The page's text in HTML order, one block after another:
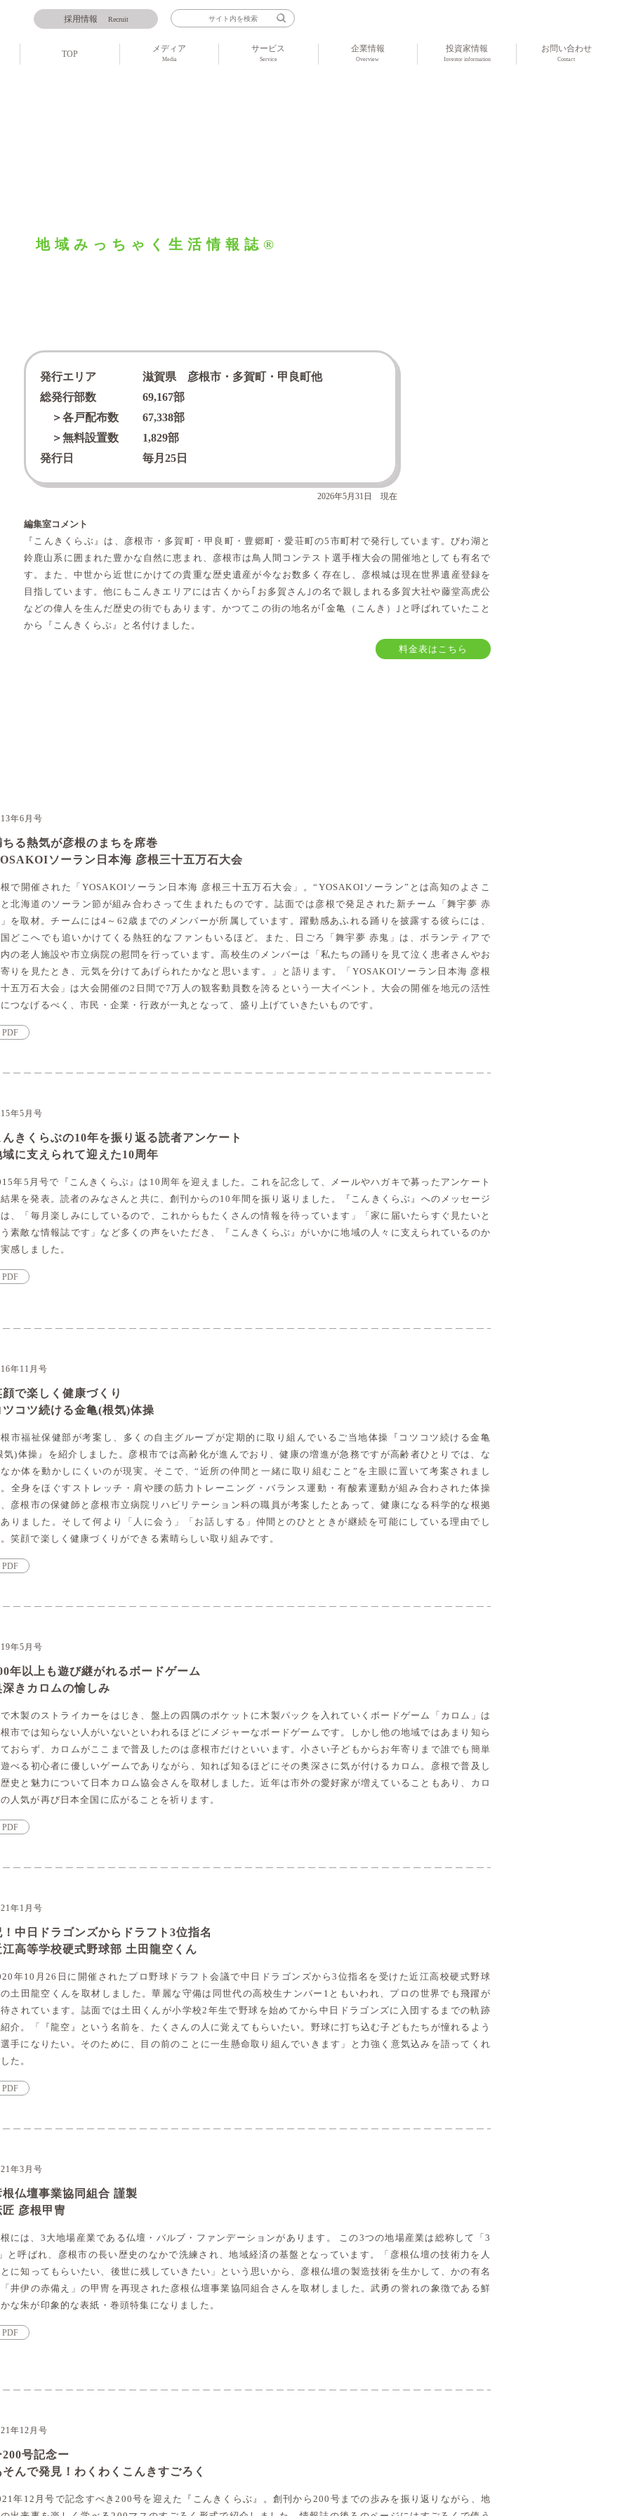
採用情報 Recruit
TOP
メディア
Media
サービス
Service
企業情報
Overview
投資家情報
Investor information
お問い合わせ
Contact
地域みっちゃく生活情報誌®
発行エリア
滋賀県 彦根市・多賀町・甲良町他
総発行部数
69,167部
＞各戸配布数
67,338部
＞無料設置数
1,829部
発行日
毎月25日
2026年5月31日 現在
編集室コメント
『こんきくらぶ』は、彦根市・多賀町・甲良町・豊郷町・愛荘町の5市町村で発行しています。びわ湖と
鈴鹿山系に囲まれた豊かな自然に恵まれ、彦根市は鳥人間コンテスト選手権大会の開催地としても有名で
す。また、中世から近世にかけての貴重な歴史遺産が今なお数多く存在し、彦根城は現在世界遺産登録を
目指しています。他にもこんきエリアには古くから｢お多賀さん｣の名で親しまれる多賀大社や藤堂高虎公
などの偉人を生んだ歴史の街でもあります。かつてこの街の地名が｢金亀（こんき）｣と呼ばれていたこと
から『こんきくらぶ』と名付けました。
料金表はこちら
年6月号
ちる熱気が彦根のまちを席巻
ソーラン日本海 彦根三十五万石大会
で開催された「YOSAKOIソーラン日本海 彦根三十五万石大会」。“YOSAKOIソーラン”とは高知のよさこ
北海道のソーラン節が組み合わさって生まれたものです。誌面では彦根で発足された新チーム「舞宇夢 赤
を取材。チームには4～62歳までのメンバーが所属しています。躍動感あふれる踊りを披露する彼らには、
どこへでも追いかけてくる熱狂的なファンもいるほど。また、日ごろ「舞宇夢 赤鬼」は、ボランティアで
の老人施設や市立病院の慰問を行っています。高校生のメンバーは「私たちの踊りを見て泣く患者さんやお
りを見たとき、元気を分けてあげられたかなと思います。」と語ります。「YOSAKOIソーラン日本海 彦根
五万石大会」は大会開催の2日間で7万人の観客動員数を誇るという一大イベント。大会の開催を地元の活性
つなげるべく、市民・企業・行政が一丸となって、盛り上げていきたいものです。
PDF
年5月号
んきくらぶの10年を振り返る読者アンケート
域に支えられて迎えた10周年
年5月号で『こんきくらぶ』は10周年を迎えました。これを記念して、メールやハガキで募ったアンケート
果を発表。読者のみなさんと共に、創刊からの10年間を振り返りました。『こんきくらぶ』へのメッセージ
、「毎月楽しみにしているので、これからもたくさんの情報を待っています」「家に届いたらすぐ見たいと
素敵な情報誌です」など多くの声をいただき、『こんきくらぶ』がいかに地域の人々に支えられているのか
感しました。
PDF
年11月号
顔で楽しく健康づくり
ツコツ続ける金亀(根気)体操
市福祉保健部が考案し、多くの自主グループが定期的に取り組んでいるご当地体操『コツコツ続ける金亀
気)体操』を紹介しました。彦根市では高齢化が進んでおり、健康の増進が急務ですが高齢者ひとりでは、な
か体を動かしにくいのが現実。そこで、“近所の仲間と一緒に取り組むこと”を主眼に置いて考案されまし
全身をほぐすストレッチ・肩や腰の筋力トレーニング・バランス運動・有酸素運動が組み合わされた体操
彦根市の保健師と彦根市立病院リハビリテーション科の職員が考案したとあって、健康になる科学的な根拠
りました。そして何より「人に会う」「お話しする」仲間とのひとときが継続を可能にしている理由でし
笑顔で楽しく健康づくりができる素晴らしい取り組みです。
PDF
年5月号
年以上も遊び継がれるボードゲーム
深きカロムの愉しみ
木製のストライカーをはじき、盤上の四隅のポケットに木製パックを入れていくボードゲーム「カロム」は
市では知らない人がいないといわれるほどにメジャーなボードゲームです。しかし他の地域ではあまり知ら
おらず、カロムがここまで普及したのは彦根市だけといいます。小さい子どもからお年寄りまで誰でも簡単
べる初心者に優しいゲームでありながら、知れば知るほどにその奥深さに気が付けるカロム。彦根で普及し
史と魅力について日本カロム協会さんを取材しました。近年は市外の愛好家が増えていることもあり、カロ
人気が再び日本全国に広がることを祈ります。
PDF
年1月号
！中日ドラゴンズからドラフト3位指名
江高等学校硬式野球部 土田龍空くん
年10月26日に開催されたプロ野球ドラフト会議で中日ドラゴンズから3位指名を受けた近江高校硬式野球
土田龍空くんを取材しました。華麗な守備は同世代の高校生ナンバー1ともいわれ、プロの世界でも飛躍が
されています。誌面では土田くんが小学校2年生で野球を始めてから中日ドラゴンズに入団するまでの軌跡
介。「『龍空』という名前を、たくさんの人に覚えてもらいたい。野球に打ち込む子どもたちが憧れるよう
手になりたい。そのために、目の前のことに一生懸命取り組んでいきます」と力強く意気込みを語ってくれ
た。
PDF
年3月号
根仏壇事業協同組合 謹製
匠 彦根甲冑
には、3大地場産業である仏壇・バルブ・ファンデーションがあります。 この3つの地場産業は総称して「3
と呼ばれ、彦根市の長い歴史のなかで洗練され、地域経済の基盤となっています。「彦根仏壇の技術力を人
に知ってもらいたい、後世に残していきたい」という思いから、彦根仏壇の製造技術を生かして、かの有名
井伊の赤備え」の甲冑を再現された彦根仏壇事業協同組合さんを取材しました。武勇の誉れの象徴である鮮
な朱が印象的な表紙・巻頭特集になりました。
PDF
年12月号
200号記念ー
そんで発見！わくわくこんきすごろく
年12月号で記念すべき200号を迎えた『こんきくらぶ』。創刊から200号までの歩みを振り返りながら、地